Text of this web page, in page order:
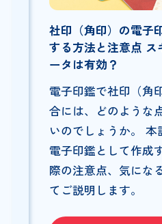
社印（角印）の電子
する方法と注意点 ス
ータは有効？
電子印鑑で社印（角
合には、どのような
いのでしょうか。
電子印鑑として作成
際の注意点、気にな
てご説明します。